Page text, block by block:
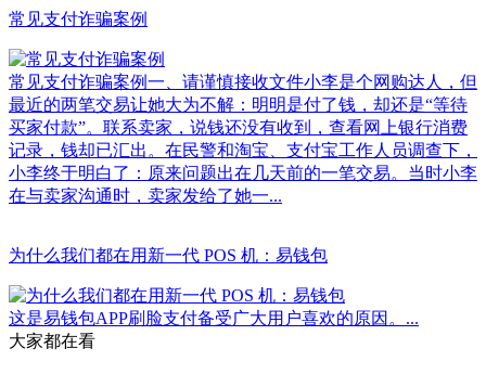
常见支付诈骗案例
常见支付诈骗案例一、请谨慎接收文件小李是个网购达人，但
最近的两笔交易让她大为不解：明明是付了钱，却还是“等待
买家付款”。联系卖家，说钱还没有收到，查看网上银行消费
记录，钱却已汇出。在民警和淘宝、支付宝工作人员调查下，
小李终于明白了：原来问题出在几天前的一笔交易。当时小李
在与卖家沟通时，卖家发给了她一...
为什么我们都在用新一代 POS 机：易钱包
这是易钱包APP刷脸支付备受广大用户喜欢的原因。...
大家都在看